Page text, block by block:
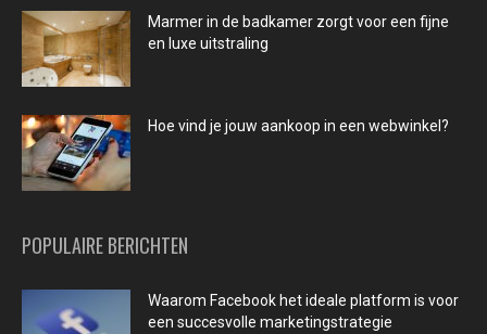
Marmer in de badkamer zorgt voor een fijne
en luxe uitstraling
Hoe vind je jouw aankoop in een webwinkel?
POPULAIRE BERICHTEN
Waarom Facebook het ideale platform is voor
een succesvolle marketingstrategie